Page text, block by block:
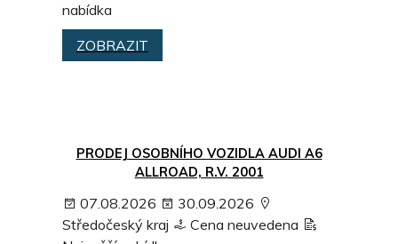
nabídka
ZOBRAZIT
PRODEJ OSOBNÍHO VOZIDLA AUDI A6
ALLROAD, R.V. 2001
07.08.2026
30.09.2026
Středočeský kraj
Cena neuvedena